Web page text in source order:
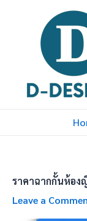
ราคาฉากกั้นห้อง
Leave a